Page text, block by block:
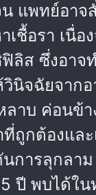
แพทย์อาจ
าเชื้อรา เนื่
ฟิลิส ซึ่งอา
วินิจฉัยจาก
ลาบ ค่อนข้า
ที่ถูกต้องแล
นการลุกลา
ปี พบได้ใ